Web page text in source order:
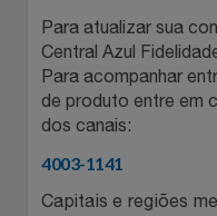
Perfume
Perfumes
Porto Brasil
Renner
Para atualizar sua
Central Azul
Para acompanhar
de produto entre em
dos canais:
4003-1141
Capitais e regiões